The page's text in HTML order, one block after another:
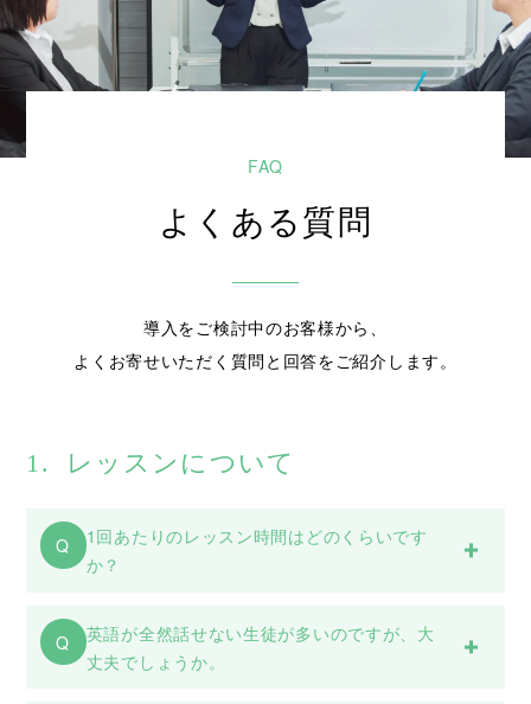
よくある質問
導入をご検討中のお客様から、
よくお寄せいただく質問と回答をご紹介します。
1. レッスンについて
Q
1回あたりのレッスン時間はどのくらいです
か？
Q
英語が全然話せない生徒が多いのですが、大
丈夫でしょうか。